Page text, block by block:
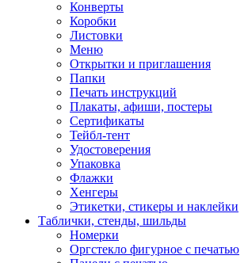
Конверты
Коробки
Листовки
Меню
Открытки и приглашения
Папки
Печать инструкций
Плакаты, афиши, постеры
Сертификаты
Тейбл-тент
Удостоверения
Упаковка
Флажки
Хенгеры
Этикетки, стикеры и наклейки
Таблички, стенды, шильды
Номерки
Оргстекло фигурное с печатью